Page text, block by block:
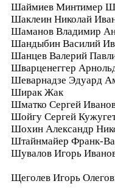
Шаймиев Минтимер
Шаклеин Николай
Шаманов Владимир
Шандыбин Василий
Шанцев Валерий
Шварценеггер
Шеварнадзе Эдуард
Ширак Жак
Шматко Сергей
Шойгу Сергей
Шохин Александр
Штайнмайер Франк-
Шувалов Игорь
Щеголев Игорь